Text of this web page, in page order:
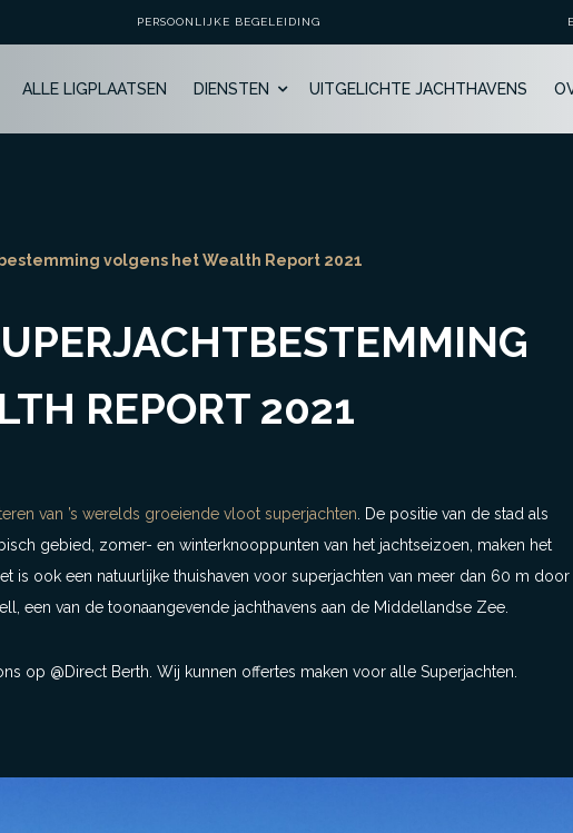
PERSOONLIJKE BEGELEIDING
ALLE LIGPLAATSEN DIENSTEN UITGELICHTE JACHTHAVENS
volgens het Wealth Report 2021
REPORT 2021
van ’s werelds groeiende vloot superjachten . De positie van de stad als
gebied, zomer- en winterknooppunten van het jachtseizoen, maken het
is ook een natuurlijke thuishaven voor superjachten van meer dan 60 m door
een van de toonaangevende jachthavens aan de Middellandse Zee.
op @Direct Berth. Wij kunnen offertes maken voor alle Superjachten.